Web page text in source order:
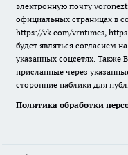
электронную почту
официальных страницах в
https://vk.com/vrntimes,
будет являться согласием
указанных соцсетях.
присланные через
сторонние паблики для
Политика обработки